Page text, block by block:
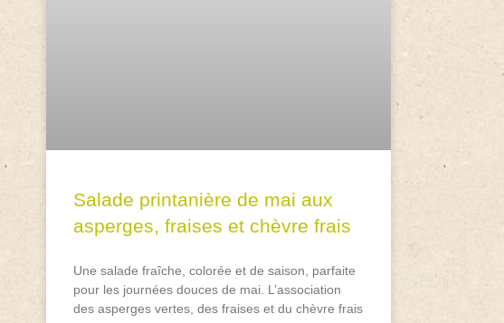
Salade printanière de mai aux
asperges, fraises et chèvre frais
Une salade fraîche, colorée et de saison, parfaite
pour les journées douces de mai. L’association
des asperges vertes, des fraises et du chèvre frais